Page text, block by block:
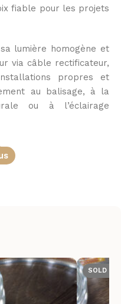
fiable pour les projets
lumière homogène et
via câble rectificateur,
propres et
au balisage, à la
ou à l’éclairage
ce ruban LED se
SOLD